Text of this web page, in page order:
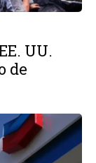
UU.
de